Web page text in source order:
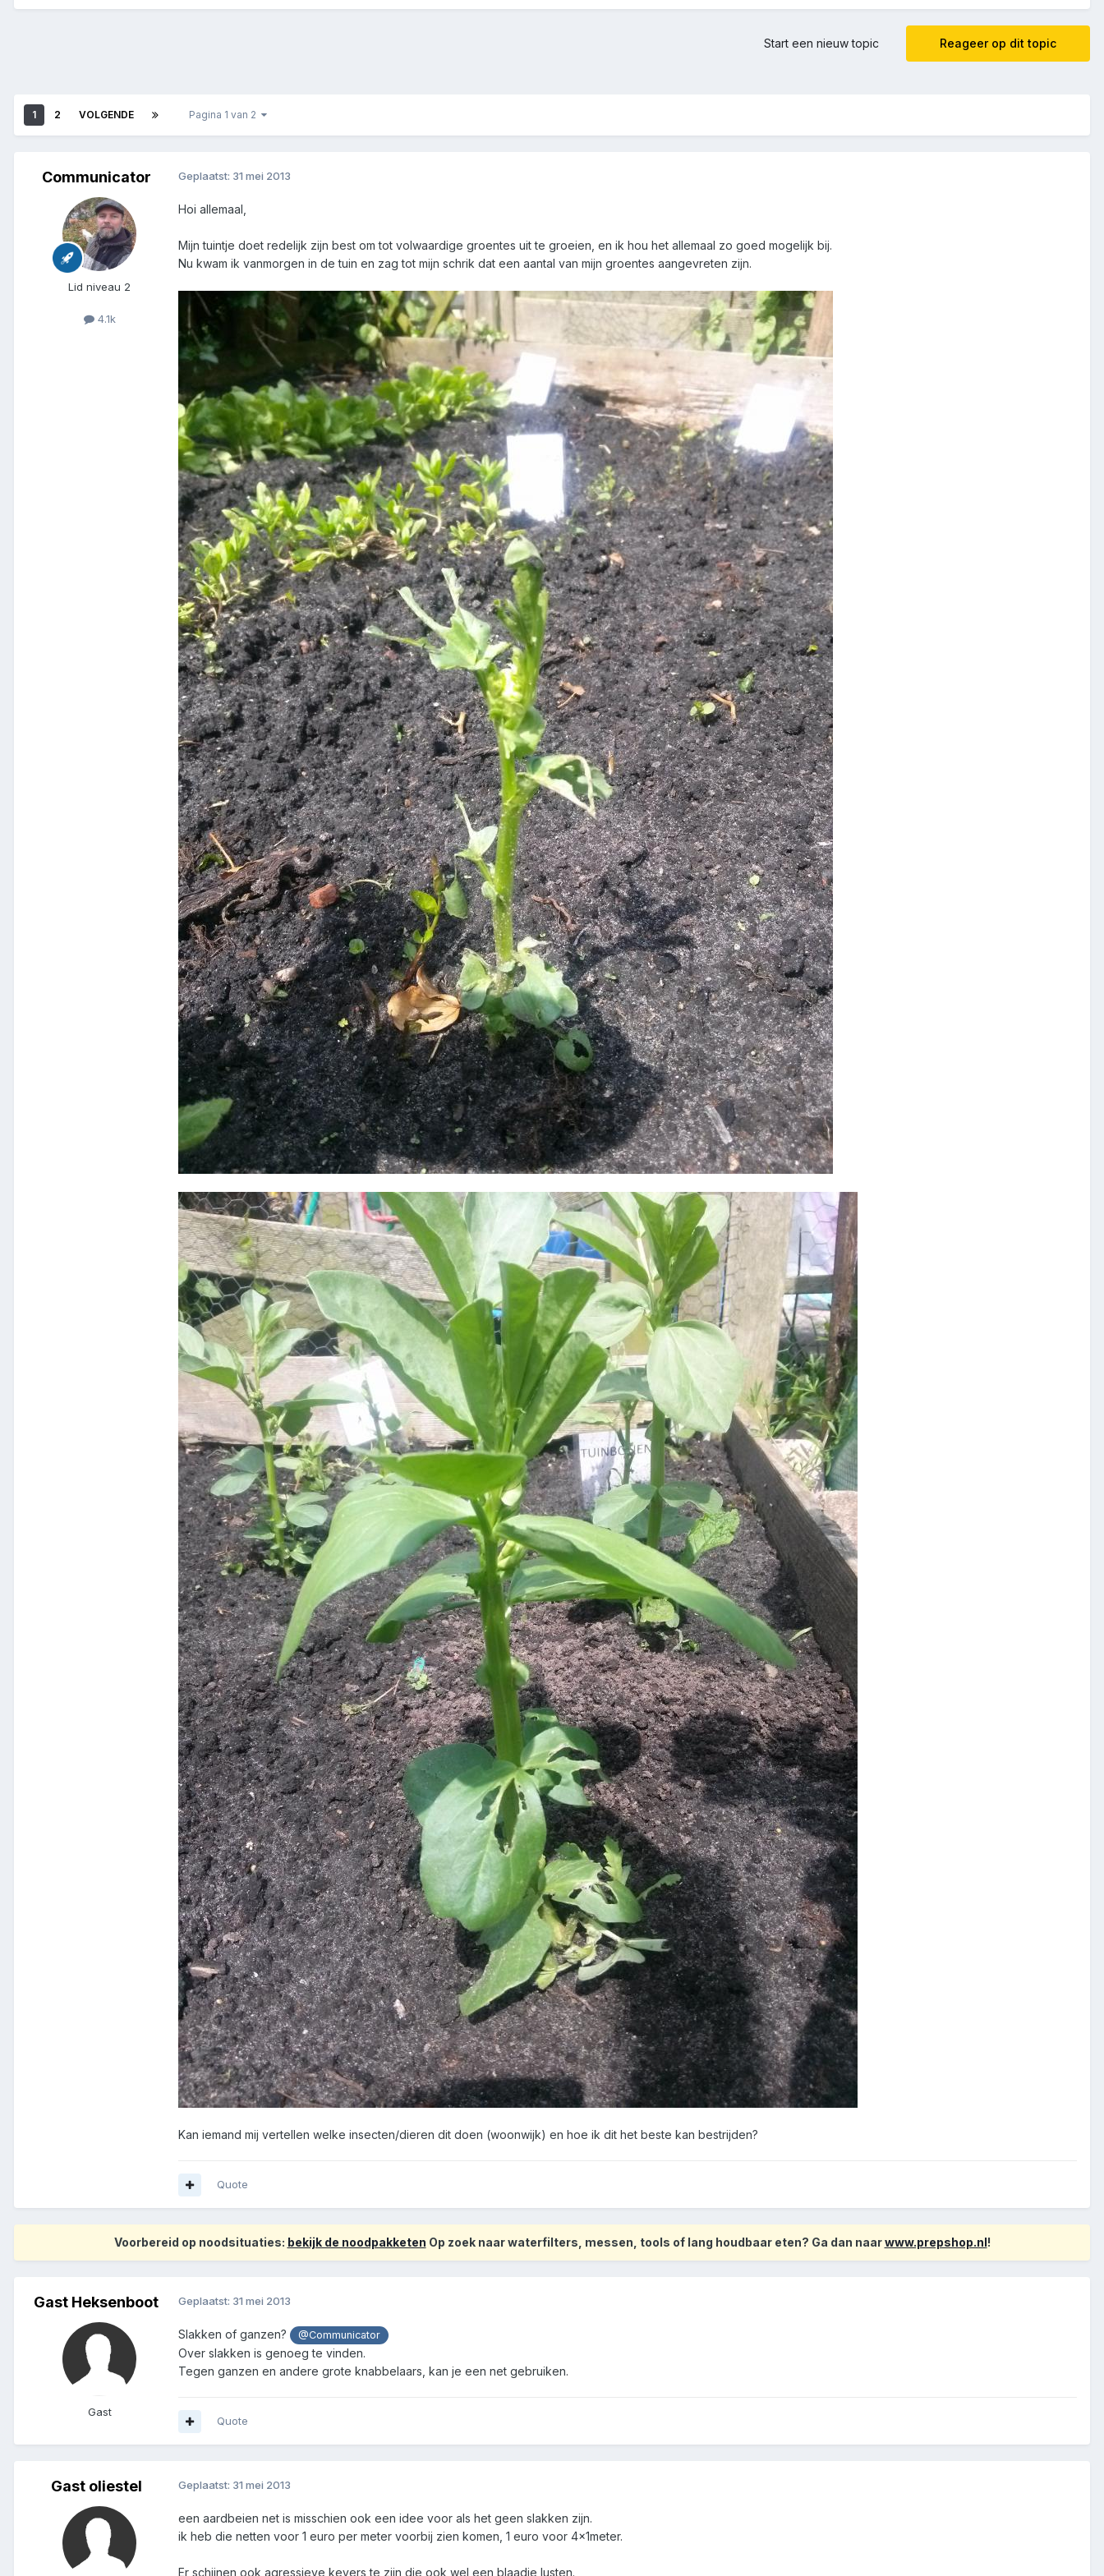
Reageer op dit topic
Start een nieuw topic
1 2 VOLGENDE Pagina 1 van 2
Communicator
Lid niveau 2
4.1k
Geplaatst: 31 mei 2013
Hoi allemaal,
Mijn tuintje doet redelijk zijn best om tot volwaardige groentes uit te groeien, en ik hou het allemaal zo goed mogelijk bij.
Nu kwam ik vanmorgen in de tuin en zag tot mijn schrik dat een aantal van mijn groentes aangevreten zijn.
Kan iemand mij vertellen welke insecten/dieren dit doen (woonwijk) en hoe ik dit het beste kan bestrijden?
Quote
Voorbereid op noodsituaties: bekijk de noodpakketen Op zoek naar waterfilters, messen, tools of lang houdbaar eten? Ga dan naarwww.prepshop.nl!
Gast Heksenboot
Gast
Geplaatst: 31 mei 2013
Slakken of ganzen? @Communicator
Over slakken is genoeg te vinden.
Tegen ganzen en andere grote knabbelaars, kan je een net gebruiken.
Quote
Gast oliestel Geplaatst: 31 mei 2013
een aardbeien net is misschien ook een idee voor als het geen slakken zijn.
ik heb die netten voor 1 euro per meter voorbij zien komen, 1 euro voor 4x1meter.
Er schijnen ook agressieve kevers te zijn die ook wel een blaadje lusten.